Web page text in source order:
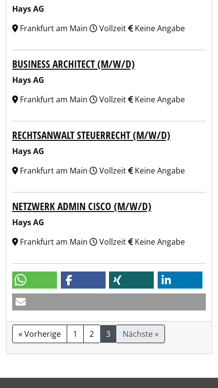
Hays AG
Frankfurt am Main
Vollzeit Keine Angabe
BUSINESS ARCHITECT (M/W/D)
Hays AG
Frankfurt am Main
Vollzeit Keine Angabe
RECHTSANWALT STEUERRECHT (M/W/D)
Hays AG
Frankfurt am Main
Vollzeit Keine Angabe
NETZWERK ADMIN CISCO (M/W/D)
Hays AG
Frankfurt am Main
Vollzeit Keine Angabe
« Vorherige 1 2 3 Nächste »